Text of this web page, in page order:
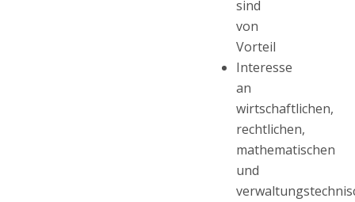
sind
von
Vorteil
Interesse
an
wirtschaftlichen,
rechtlichen,
mathematischen
und